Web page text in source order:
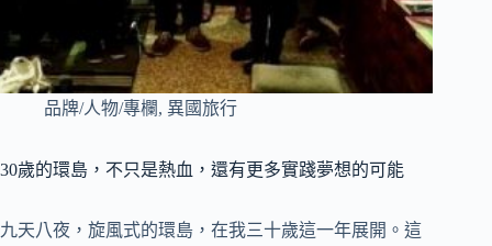
品牌/人物/專欄, 異國旅行
30歲的環島，不只是熱血，還有更多實踐夢想的可能
九天八夜，旋風式的環島，在我三十歲這一年展開。這